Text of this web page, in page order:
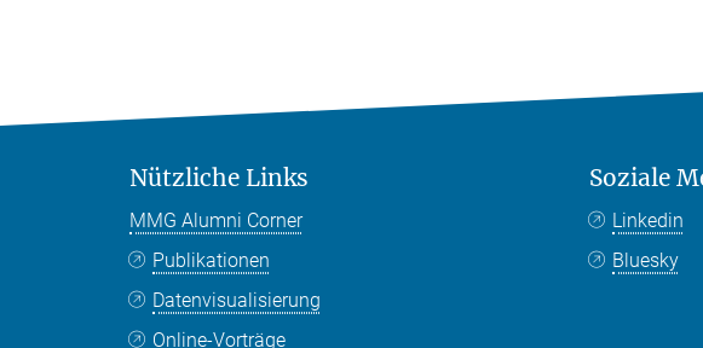
Nützliche Links
MMG Alumni Corner
Publikationen
Datenvisualisierung
Online-Vorträge
Soziale
Linkedin
Bluesky